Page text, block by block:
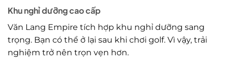
Khu nghỉ dưỡng cao cấp
Văn Lang Empire tích hợp khu nghỉ dưỡng sang
trọng. Bạn có thể ở lại sau khi chơi golf. Vì vậy, trải
nghiệm trở nên trọn vẹn hơn.